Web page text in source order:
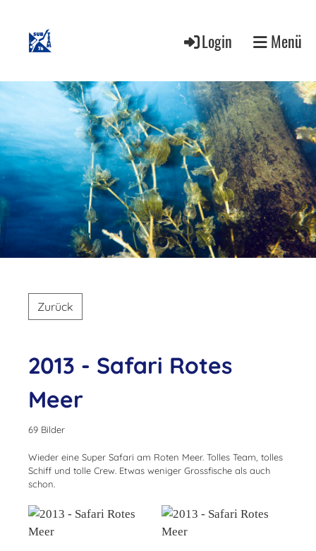
Login Menü
Zurück
2013 - Safari Rotes
Meer
69 Bilder
Wieder eine Super Safari am Roten Meer. Tolles Team, tolles
Schiff und tolle Crew. Etwas weniger Grossfische als auch
schon.